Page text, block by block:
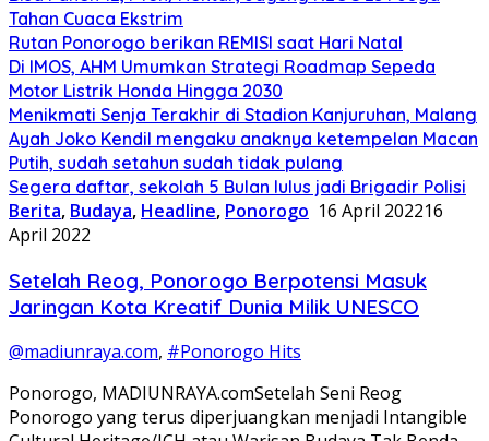
Tahan Cuaca Ekstrim
Rutan Ponorogo berikan REMISI saat Hari Natal
Di IMOS, AHM Umumkan Strategi Roadmap Sepeda
Motor Listrik Honda Hingga 2030
Menikmati Senja Terakhir di Stadion Kanjuruhan, Malang
Ayah Joko Kendil mengaku anaknya ketempelan Macan
Putih, sudah setahun sudah tidak pulang
Segera daftar, sekolah 5 Bulan lulus jadi Brigadir Polisi
Berita, Budaya, Headline, Ponorogo 16 April 202216
April 2022
Setelah Reog, Ponorogo Berpotensi Masuk
Jaringan Kota Kreatif Dunia Milik UNESCO
@madiunraya.com, #Ponorogo Hits
Ponorogo, MADIUNRAYA.comSetelah Seni Reog
Ponorogo yang terus diperjuangkan menjadi Intangible